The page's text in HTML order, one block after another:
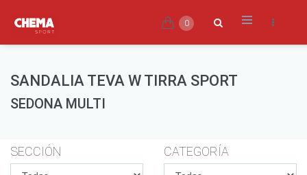
0
SANDALIA TEVA W TIRRA SPORT
SEDONA MULTI
SECCIÓN CATEGORÍA